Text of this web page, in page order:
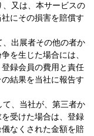
又は、本サービスの
にその損害を賠償す
出展者その他の者か
を生じた場合には、
録会員の費用と責任
結果を当社に報告す
、当社が、第三者か
受けた場合は、登録
なくされた金額を賠